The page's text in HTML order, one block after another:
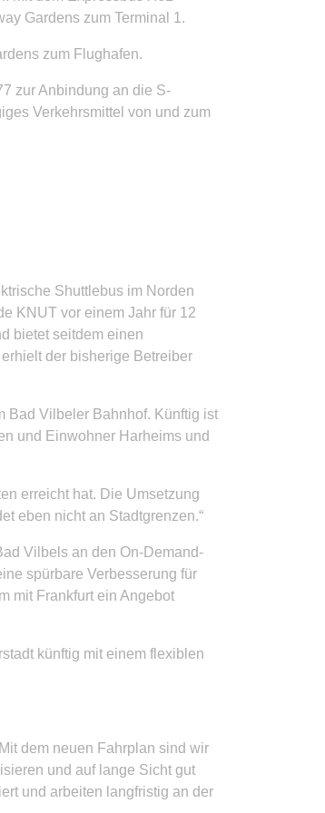
Gardens zum Terminal 1.
zum Flughafen.
zur Anbindung an die S-
Verkehrsmittel von und zum
Shuttlebus im Norden
KNUT vor einem Jahr für 12
bietet seitdem einen
der bisherige Betreiber
Bad Vilbeler Bahnhof. Künftig ist
und Einwohner Harheims und
erreicht hat. Die Umsetzung
eben nicht an Stadtgrenzen.“
Vilbels an den On-Demand-
spürbare Verbesserung für
mit Frankfurt ein Angebot
künftig mit einem flexiblen
dem neuen Fahrplan sind wir
und auf lange Sicht gut
und arbeiten langfristig an der